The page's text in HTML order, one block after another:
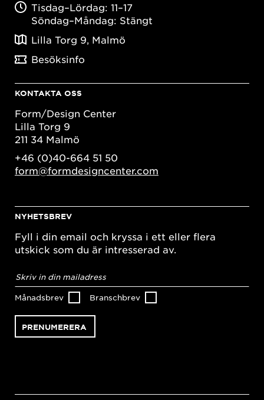
Tisdag–Lördag: 11–17
Söndag–Måndag: Stängt
Lilla Torg 9, Malmö
Besöksinfo
KONTAKTA OSS
Form/Design Center
Lilla Torg 9
211 34 Malmö
+46 (0)40-664 51 50
form@formdesigncenter.com
NYHETSBREV
Fyll i din email och kryssa i ett eller flera
utskick som du är intresserad av.
postadress*
Månadsbrev Branschbrev